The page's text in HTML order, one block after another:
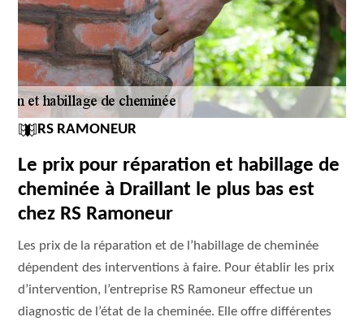
RS RAMONEUR
Le prix pour réparation et habillage de
cheminée à Draillant le plus bas est
chez RS Ramoneur
Les prix de la réparation et de l’habillage de cheminée
dépendent des interventions à faire. Pour établir les prix
d’intervention, l’entreprise RS Ramoneur effectue un
diagnostic de l’état de la cheminée. Elle offre différentes